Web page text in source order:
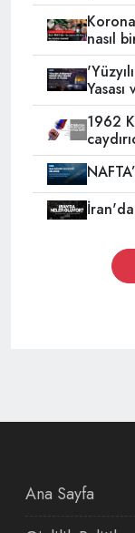
nasıl
Yasası
1962
Ana Sayfa